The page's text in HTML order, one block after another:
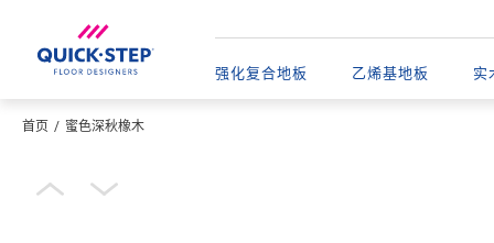
强化复合地板 乙烯基地板​ 实
首页 蜜色深秋橡木